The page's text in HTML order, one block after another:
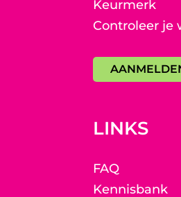
Keurmerk
Controleer je
LINKS
FAQ
Kennisbank